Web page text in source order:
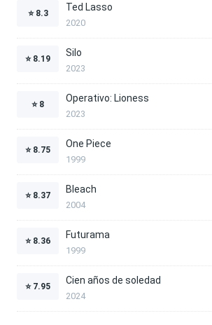
⭐ 8.3
Ted Lasso
2020
⭐ 8.19
Silo
2023
⭐ 8
Operativo: Lioness
2023
⭐ 8.75
One Piece
1999
⭐ 8.37
Bleach
2004
⭐ 8.36
Futurama
1999
⭐ 7.95
Cien años de soledad
2024